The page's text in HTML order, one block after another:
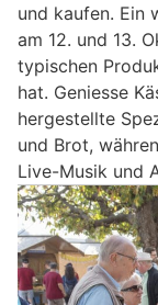
und kaufen. Ein
am 12. und 13.
typischen
hat. Geniesse
hergestellte
und Brot,
Live-Musik und